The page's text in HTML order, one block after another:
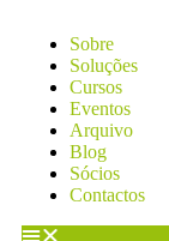
Sobre
Soluções
Cursos
Eventos
Arquivo
Blog
Sócios
Contactos